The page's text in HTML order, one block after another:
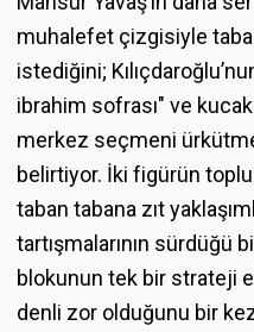
muhalefet çizgisiyle
istediğini;
ibrahim sofrası" ve
merkez seçmeni
belirtiyor. İki figürün
taban tabana zıt
tartışmalarının sürdüğü
blokunun tek bir strateji
denli zor olduğunu bir kez